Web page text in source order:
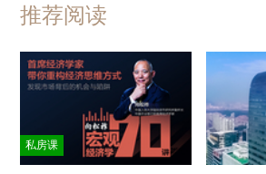
推荐阅读
私房课